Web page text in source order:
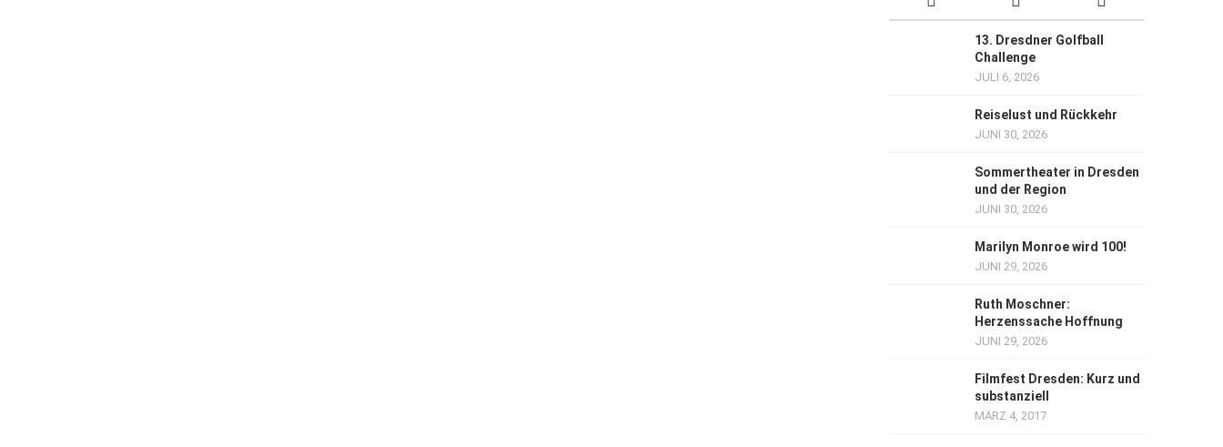
13. Dresdner Golfball
Challenge
JULI 6, 2026
Reiselust und Rückkehr
JUNI 30, 2026
Sommertheater in Dresden
und der Region
JUNI 30, 2026
Marilyn Monroe wird 100!
JUNI 29, 2026
Ruth Moschner:
Herzenssache Hoffnung
JUNI 29, 2026
Filmfest Dresden: Kurz und
substanziell
MÄRZ 4, 2017